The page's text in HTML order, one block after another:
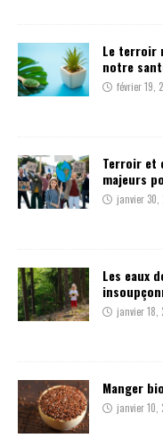
Le terroir
notre
février 19,
Terroir et
majeurs
janvier 30,
Les eaux
janvier 18,
Manger
janvier 10,